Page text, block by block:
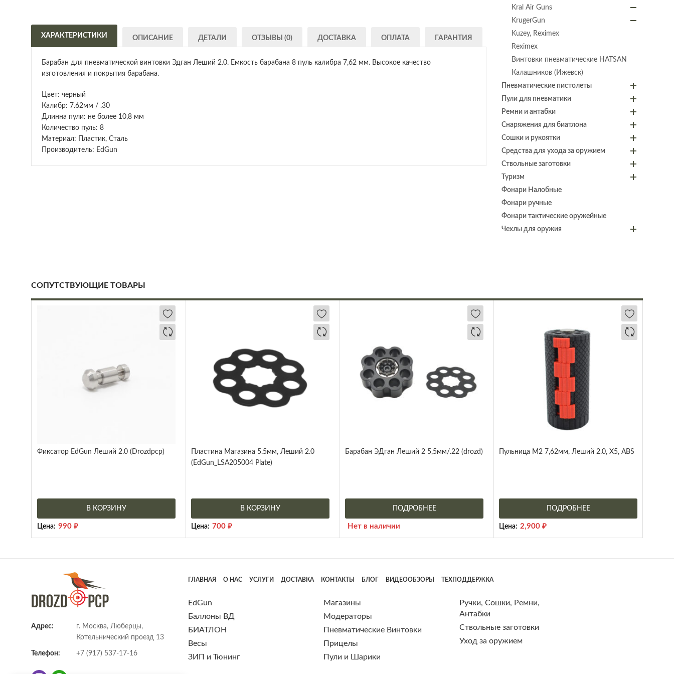
ХАРАКТЕРИСТИКИ ОПИСАНИЕ ДЕТАЛИ ОТЗЫВЫ (0) ДОСТАВКА ОПЛАТА ГАРАНТИЯ
Барабан для пневматической винтовки Эдган Леший 2.0. Емкость барабана 8 пуль калибра 7,62 мм. Высокое качество
изготовления и покрытия барабана.
Цвет: черный
Калибр: 7.62мм / .30
Длинна пули: не более 10,8 мм
Количество пуль: 8
Материал: Пластик, Сталь
Производитель: EdGun
Kral Air Guns
KrugerGun
Kuzey, Reximex
Reximex
Винтовки пневматические HATSAN
Калашников (Ижевск)
Пневматические пистолеты
Пули для пневматики
Ремни и антабки
Снаряжения для биатлона
Сошки и рукоятки
Средства для ухода за оружием
Ствольные заготовки
Туризм
Фонари Налобные
Фонари ручные
Фонари тактические оружейные
Чехлы для оружия
СОПУТСТВУЮЩИЕ ТОВАРЫ
Фиксатор EdGun Леший 2.0 (Drozdpcp)
В КОРЗИНУ
Цена: 990 ₽
Пластина Магазина 5.5мм, Леший 2.0
(EdGun_LSA205004 Plate)
В КОРЗИНУ
Цена: 700 ₽
Барабан ЭДган Леший 2 5,5мм/.22 (drozd)
ПОДРОБНЕЕ
Нет в наличии
Пульница М2 7,62мм, Леший 2.0, X5, ABS
ПОДРОБНЕЕ
Цена: 2,900 ₽
Адрес:
г. Москва, Люберцы,
Котельнический проезд 13
Телефон: +7 (917) 537-17-16
ГЛАВНАЯ О НАС УСЛУГИ ДОСТАВКА КОНТАКТЫ БЛОГ ВИДЕООБЗОРЫ ТЕХПОДДЕРЖКА
EdGun
Баллоны ВД
БИАТЛОН
Весы
ЗИП и Тюнинг
Магазины
Модераторы
Пневматические Винтовки
Прицелы
Пули и Шарики
Ручки, Сошки, Ремни,
Антабки
Ствольные заготовки
Уход за оружием